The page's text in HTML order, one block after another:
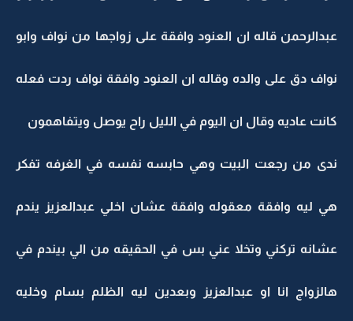
عبدالرحمن قاله ان العنود وافقة على زواجها من نواف وابو
نواف دق على والده وقاله ان العنود وافقة نواف ردت فعله
كانت عاديه وقال ان اليوم في الليل راح يوصل ويتفاهمون
ندى من رجعت البيت وهي حابسه نفسه في الغرفه تفكر
هي ليه وافقة معقوله وافقة عشان اخلي عبدالعزيز يندم
عشانه تركني وتخلا عني بس في الحقيقه من الي بيندم في
هالزواج انا او عبدالعزيز وبعدين ليه الظلم بسام وخليه